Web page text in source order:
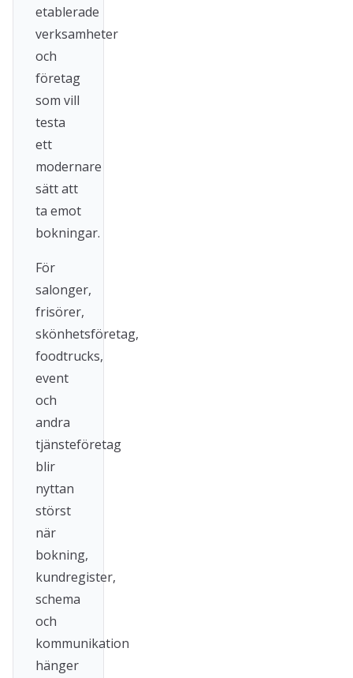
etablerade
verksamheter
och
företag
som vill
testa
ett
modernare
sätt att
ta emot
bokningar.
För
salonger,
frisörer,
skönhetsföretag,
foodtrucks,
event
och
andra
tjänsteföretag
blir
nyttan
störst
när
bokning,
kundregister,
schema
och
kommunikation
hänger